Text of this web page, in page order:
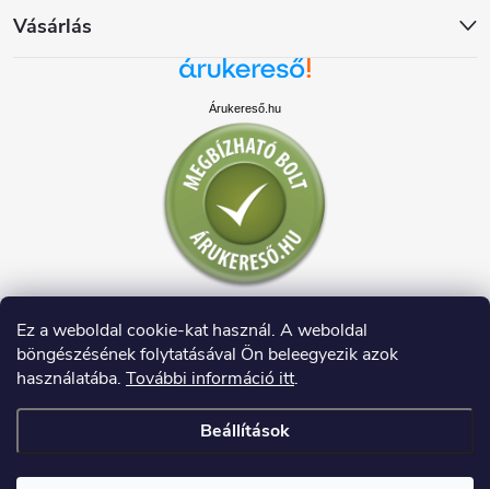
Ez a weboldal cookie-kat használ. A weboldal
böngészésének folytatásával Ön beleegyezik azok
használatába. További információ itt.
Beállítások
Vásárlás
Árukereső.hu
Copyright 2026HAUSDECO.HU. Minden jog fenntartva.